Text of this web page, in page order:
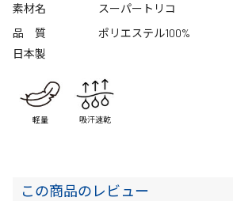
素材名
スーパートリコ
品 質
ポリエステル100%
日本製
軽量 吸汗速乾
この商品のレビュー